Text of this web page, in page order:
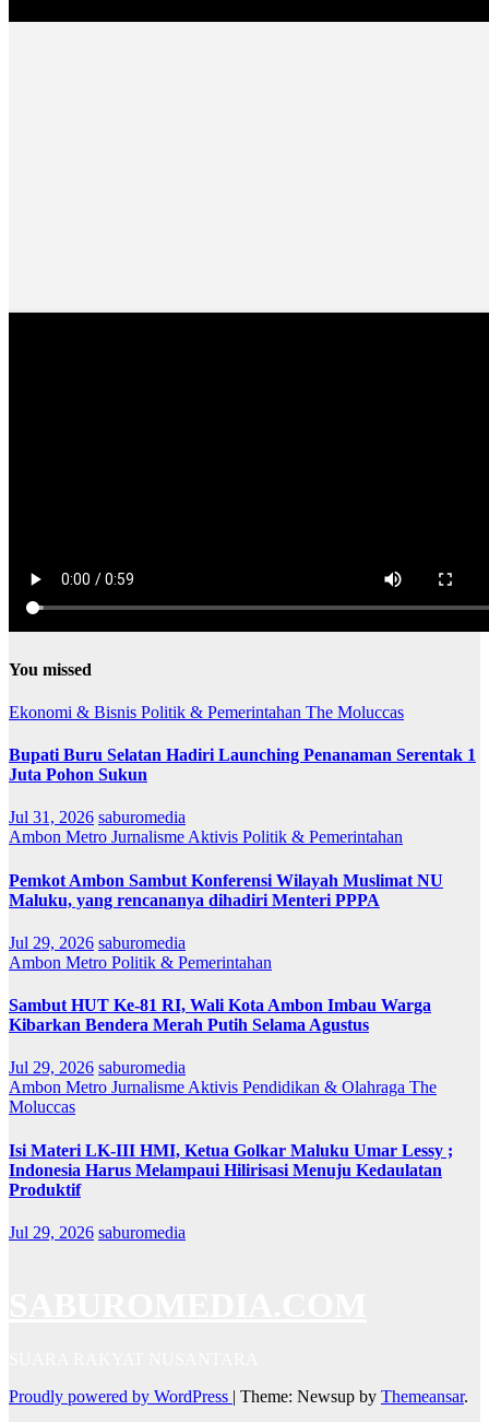
You missed
Ekonomi & Bisnis Politik & Pemerintahan The Moluccas
Bupati Buru Selatan Hadiri Launching Penanaman Serentak 1
Juta Pohon Sukun
Jul 31, 2026 saburomedia
Ambon Metro Jurnalisme Aktivis Politik & Pemerintahan
Pemkot Ambon Sambut Konferensi Wilayah Muslimat NU
Maluku, yang rencananya dihadiri Menteri PPPA
Jul 29, 2026 saburomedia
Ambon Metro Politik & Pemerintahan
Sambut HUT Ke-81 RI, Wali Kota Ambon Imbau Warga
Kibarkan Bendera Merah Putih Selama Agustus
Jul 29, 2026 saburomedia
Ambon Metro Jurnalisme Aktivis Pendidikan & Olahraga The
Moluccas
Isi Materi LK-III HMI, Ketua Golkar Maluku Umar Lessy ;
Indonesia Harus Melampaui Hilirisasi Menuju Kedaulatan
Produktif
Jul 29, 2026 saburomedia
Proudly powered by WordPress | Theme: Newsup by Themeansar.